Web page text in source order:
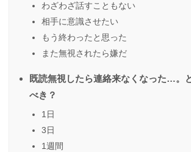
わざわざ話すこともない
相手に意識させたい
もう終わったと思った
また無視されたら嫌だ
既読無視したら連絡来なくなった…。
べき？
1日
3日
1週間